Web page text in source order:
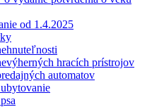
od 1.4.2025
hracích prístrojov
automatov